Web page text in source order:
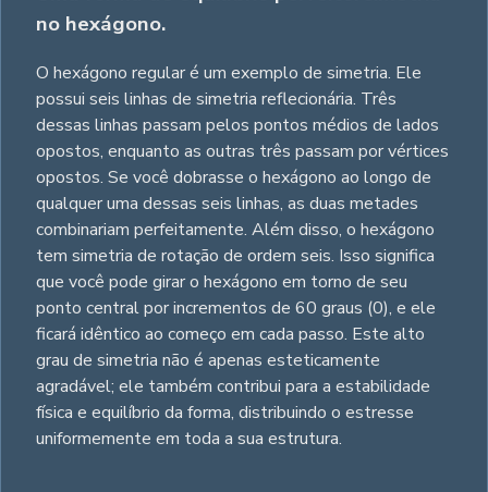
no hexágono.
O hexágono regular é um exemplo de simetria. Ele
possui seis linhas de simetria reflecionária. Três
dessas linhas passam pelos pontos médios de lados
opostos, enquanto as outras três passam por vértices
opostos. Se você dobrasse o hexágono ao longo de
qualquer uma dessas seis linhas, as duas metades
combinariam perfeitamente. Além disso, o hexágono
tem simetria de rotação de ordem seis. Isso significa
que você pode girar o hexágono em torno de seu
ponto central por incrementos de 60 graus (0), e ele
ficará idêntico ao começo em cada passo. Este alto
grau de simetria não é apenas esteticamente
agradável; ele também contribui para a estabilidade
física e equilíbrio da forma, distribuindo o estresse
uniformemente em toda a sua estrutura.